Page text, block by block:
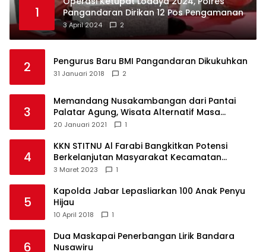
1
Pangandaran Dirikan 12 Pos Pengamanan
3 April 2024 2
2 Pengurus Baru BMI Pangandaran Dikukuhkan
31 Januari 2018 2
3
Memandang Nusakambangan dari Pantai
Palatar Agung, Wisata Alternatif Masa
Pandemi
20 Januari 2021 1
4
KKN STITNU Al Farabi Bangkitkan Potensi
Berkelanjutan Masyarakat Kecamatan
Langkaplancar
3 Maret 2023 1
5
Kapolda Jabar Lepasliarkan 100 Anak Penyu
Hijau
10 April 2018 1
6
Dua Maskapai Penerbangan Lirik Bandara
Nusawiru